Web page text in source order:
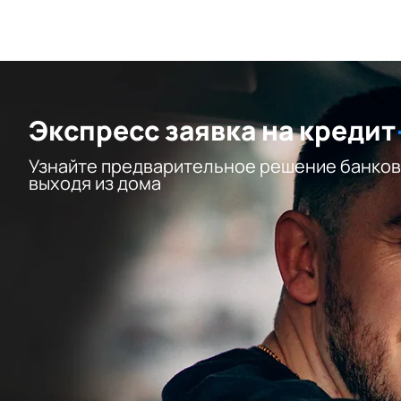
Экспресс заявка на кредит
Узнайте предварительное решение
выходя из дома